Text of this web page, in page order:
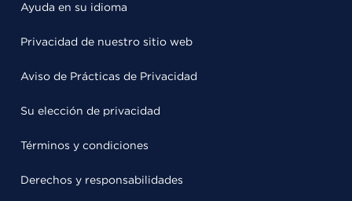
Ayuda en su idioma
Privacidad de nuestro sitio web
Aviso de Prácticas de Privacidad
Su elección de privacidad
Términos y condiciones
Derechos y responsabilidades